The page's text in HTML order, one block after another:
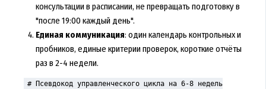
консультации в расписании, не превращать подготовку в
"после 19:00 каждый день".
Единая коммуникация: один календарь контрольных и
пробников, единые критерии проверок, короткие отчёты
раз в 2-4 недели.
# Псевдокод управленческого цикла на 6-8 недель